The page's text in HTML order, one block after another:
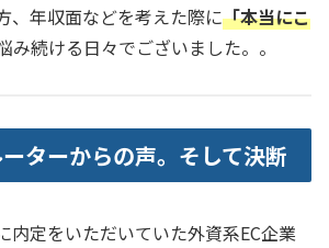
、年収面などを考えた際に「本当にこ
み続ける日々でございました。。
ターからの声。そして決断
内定をいただいていた外資系EC企業